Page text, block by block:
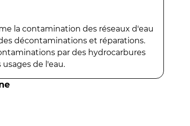
la contamination des réseaux d'eau
décontaminations et réparations.
par des hydrocarbures
de l'eau.